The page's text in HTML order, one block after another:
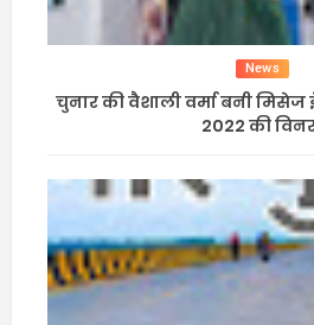
News
चुनार की वैशाली वर्मा बनी मिसेज
2022 की